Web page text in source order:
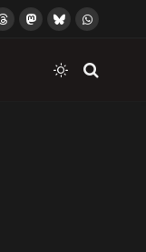
ThreadsMastodon
BlueskyWhatsApp